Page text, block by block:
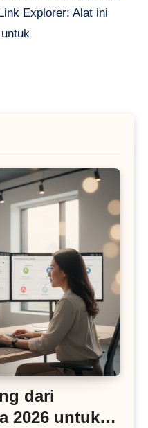
Explorer: Alat ini
dari
2026 untuk